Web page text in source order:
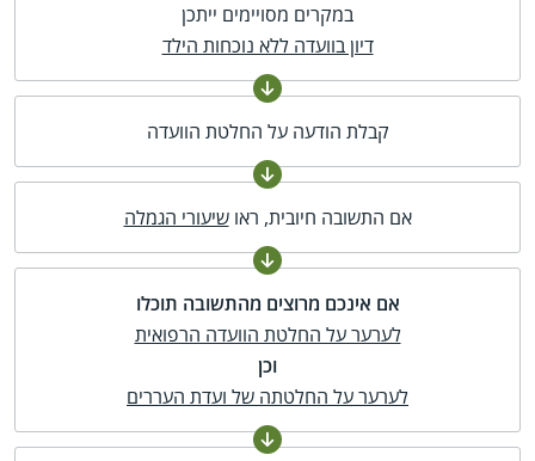
במקרים מסויימים ייתכן
דיון בוועדה ללא נוכחות הילד
קבלת הודעה על החלטת הוועדה
אם התשובה חיובית, ראושיעורי הגמלה
אם אינכם מרוצים מהתשובה תוכלו
לערער על החלטת הוועדה הרפואית
וכן
לערער על החלטתה של ועדת העררים